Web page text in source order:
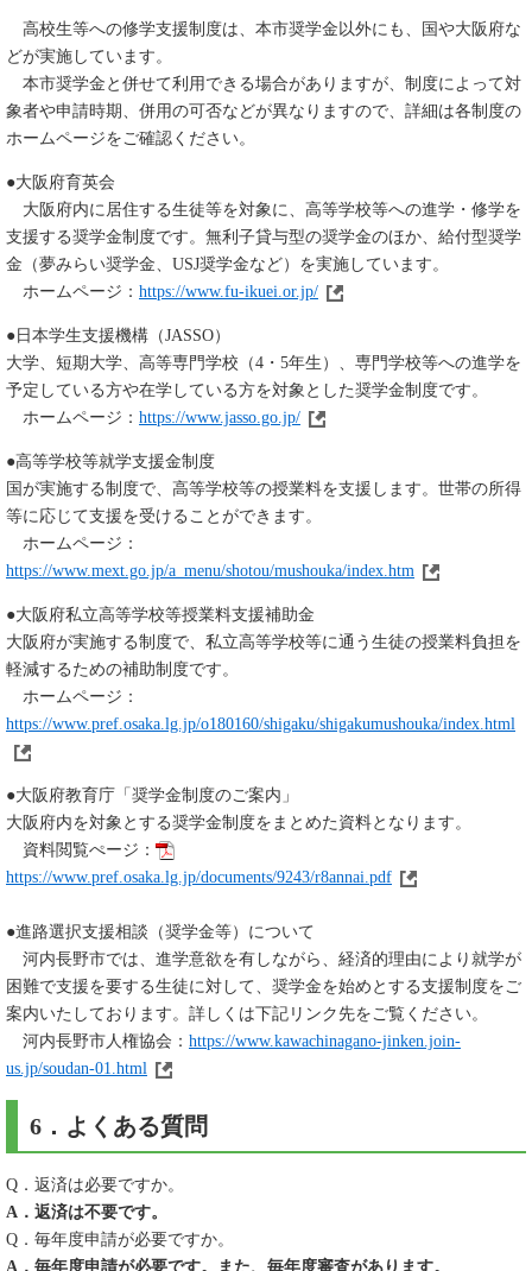
高校生等への修学支援制度は、本市奨学金以外にも、国や大阪府な
どが実施しています。
本市奨学金と併せて利用できる場合がありますが、制度によって対
象者や申請時期、併用の可否などが異なりますので、詳細は各制度の
ホームページをご確認ください。
●大阪府育英会
大阪府内に居住する生徒等を対象に、高等学校等への進学・修学を
支援する奨学金制度です。無利子貸与型の奨学金のほか、給付型奨学
金（夢みらい奨学金、USJ奨学金など）を実施しています。
ホームページ： https://www.fu-ikuei.or.jp/
●日本学生支援機構（JASSO）
大学、短期大学、高等専門学校（4・5年生）、専門学校等への進学を
予定している方や在学している方を対象とした奨学金制度です。
ホームページ： https://www.jasso.go.jp/
●高等学校等就学支援金制度
国が実施する制度で、高等学校等の授業料を支援します。世帯の所得
等に応じて支援を受けることができます。
ホームページ：
https://www.mext.go.jp/a_menu/shotou/mushouka/index.htm
●大阪府私立高等学校等授業料支援補助金
大阪府が実施する制度で、私立高等学校等に通う生徒の授業料負担を
軽減するための補助制度です。
ホームページ：
https://www.pref.osaka.lg.jp/o180160/shigaku/shigakumushouka/index.html
●大阪府教育庁「奨学金制度のご案内」
大阪府内を対象とする奨学金制度をまとめた資料となります。
資料閲覧ぺージ：
https://www.pref.osaka.lg.jp/documents/9243/r8annai.pdf
●進路選択支援相談（奨学金等）について
河内長野市では、進学意欲を有しながら、経済的理由により就学が
困難で支援を要する生徒に対して、奨学金を始めとする支援制度をご
案内いたしております。詳しくは下記リンク先をご覧ください。
河内長野市人権協会： https://www.kawachinagano-jinken.join-
us.jp/soudan-01.html
6．よくある質問
Q．返済は必要ですか。
A．返済は不要です。
Q．毎年度申請が必要ですか。
A．毎年度申請が必要です。また、毎年度審査があります。